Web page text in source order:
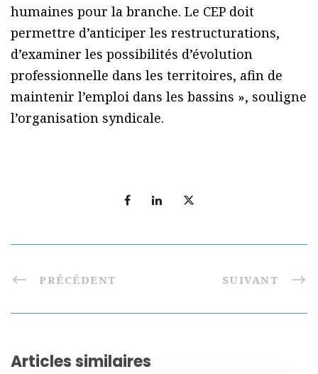
humaines pour la branche. Le CEP doit
permettre d’anticiper les restructurations,
d’examiner les possibilités d’évolution
professionnelle dans les territoires, afin de
maintenir l’emploi dans les bassins », souligne
l’organisation syndicale.
PRÉCÉDENT SUIVANT
Articles similaires